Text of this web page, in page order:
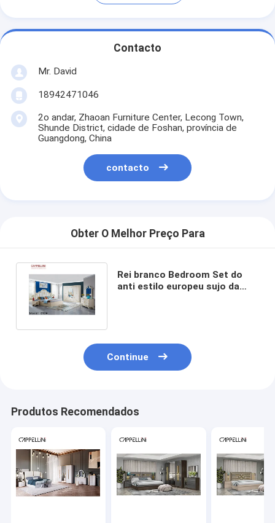
Contacto
Mr. David
18942471046
2o andar, Zhaoan Furniture Center, Lecong Town,
Shunde District, cidade de Foshan, província de
Guangdong, China
contacto
Obter O Melhor Preço Para
Rei branco Bedroom Set do
anti estilo europeu sujo da
Continue
Produtos Recomendados